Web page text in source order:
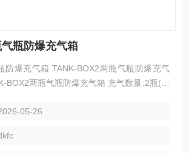
瓶防爆充气箱
BOX2两瓶气瓶防爆充气
备有限公司
05-26